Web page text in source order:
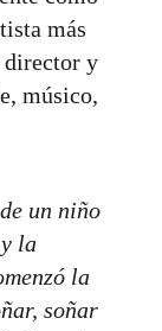
más
y
músico,
un niño
la
la
soñar